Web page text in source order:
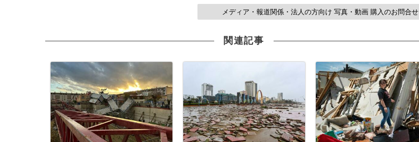
メディア・報道関係・法人の方向け 写真・動画 購入のお問合せ
関連記事